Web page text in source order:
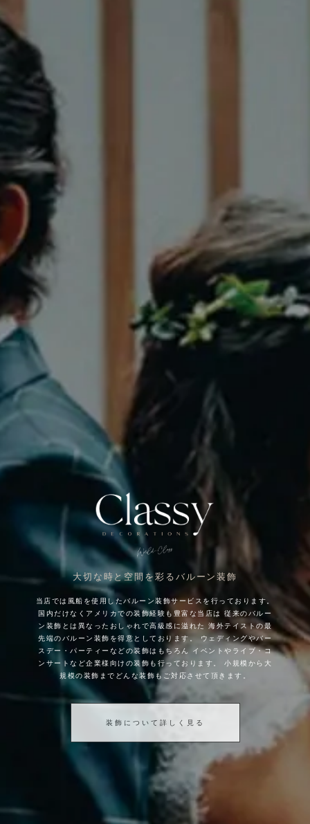
大切な時と空間を彩るバルーン装飾
当店では風船を使用したバルーン装飾サービスを行っております。
国内だけなくアメリカでの装飾経験も豊富な当店は
従来のバルー
ン装飾とは異なったおしゃれで高級感に溢れた
海外テイストの最
先端のバルーン装飾を得意としております。
ウェディングやバー
スデー・パーティーなどの装飾はもちろん
イベントやライブ・コ
ンサートなど企業様向けの装飾も行っております。
小規模から大
規模の装飾までどんな装飾もご対応させて頂きます。
装飾について詳しく見る